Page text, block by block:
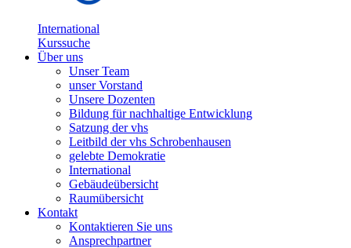
International
Kurssuche
Über uns
Unser Team
unser Vorstand
Unsere Dozenten
Bildung für nachhaltige Entwicklung
Satzung der vhs
Leitbild der vhs Schrobenhausen
gelebte Demokratie
International
Gebäudeübersicht
Raumübersicht
Kontakt
Kontaktieren Sie uns
Ansprechpartner